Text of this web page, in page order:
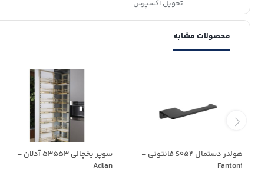
تحویل اکسپرس
محصولات مشابه
هولدر دستمال S052 فانتونی –
Fantoni
سوپر یخچالی 53553 آدلان –
Adlan